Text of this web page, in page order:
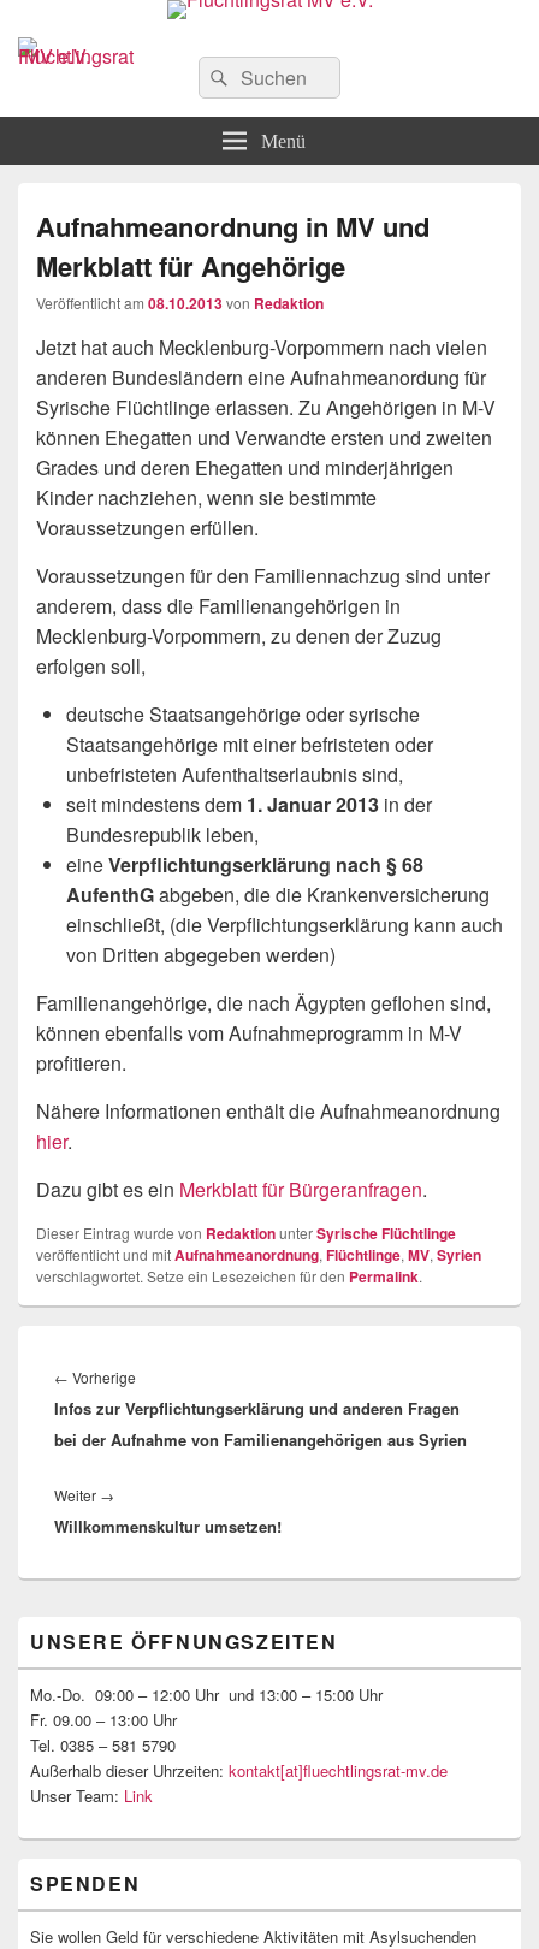
Flüchtlingsrat MV e.V.
Schwerin
Suchen
nach:
Suchen
Menü
Aufnahmeanordnung in MV und
Merkblatt für Angehörige
Veröffentlicht am 08.10.2013von Redaktion
Jetzt hat auch Mecklenburg-Vorpommern nach vielen
anderen Bundesländern eine Aufnahmeanordung für
Syrische Flüchtlinge erlassen. Zu Angehörigen in M-V
können Ehegatten und Verwandte ersten und zweiten
Grades und deren Ehegatten und minderjährigen
Kinder nachziehen, wenn sie bestimmte
Voraussetzungen erfüllen.
Voraussetzungen für den Familiennachzug sind unter
anderem, dass die Familienangehörigen in
Mecklenburg-Vorpommern, zu denen der Zuzug
erfolgen soll,
deutsche Staatsangehörige oder syrische
Staatsangehörige mit einer befristeten oder
unbefristeten Aufenthaltserlaubnis sind,
seit mindestens dem 1. Januar 2013 in der
Bundesrepublik leben,
eineVerpflichtungserklärung nach § 68
AufenthGabgeben, die die Krankenversicherung
einschließt, (die Verpflichtungserklärung kann auch
von Dritten abgegeben werden)
Familienangehörige, die nach Ägypten geflohen sind,
können ebenfalls vom Aufnahmeprogramm in M-V
profitieren.
Nähere Informationen enthält die Aufnahmeanordnung
hier.
Dazu gibt es ein Merkblatt für Bürgeranfragen.
Dieser Eintrag wurde von RedaktionunterSyrische Flüchtlinge
veröffentlicht und mitAufnahmeanordnung, Flüchtlinge, MV, Syrien
verschlagwortet. Setze ein Lesezeichen für den Permalink.
← Vorherige
Beitrag:
Infos zur Verpflichtungserklärung und anderen Fragen
bei der Aufnahme von Familienangehörigen aus Syrien
Weiter →
Beitrag:
Willkommenskultur umsetzen!
Seitenleisten-
Widgetbereich
UNSERE ÖFFNUNGSZEITEN
Mo.-Do. 09:00 – 12:00 Uhr und 13:00 – 15:00 Uhr
Fr. 09.00 – 13:00 Uhr
Tel. 0385 – 581 5790
Außerhalb dieser Uhrzeiten: kontakt[at]fluechtlingsrat-mv.de
Unser Team: Link
SPENDEN
Sie wollen Geld für verschiedene Aktivitäten mit Asylsuchenden